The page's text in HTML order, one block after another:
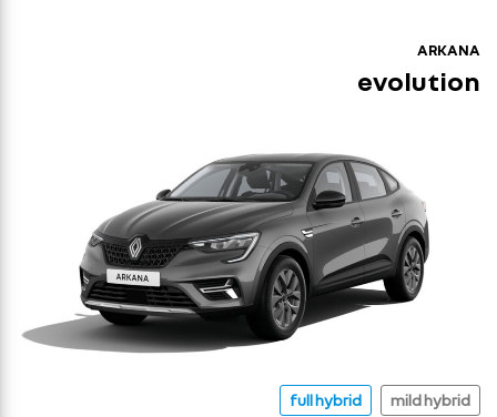
ARKANA
evolution
mild hybrid
full hybrid